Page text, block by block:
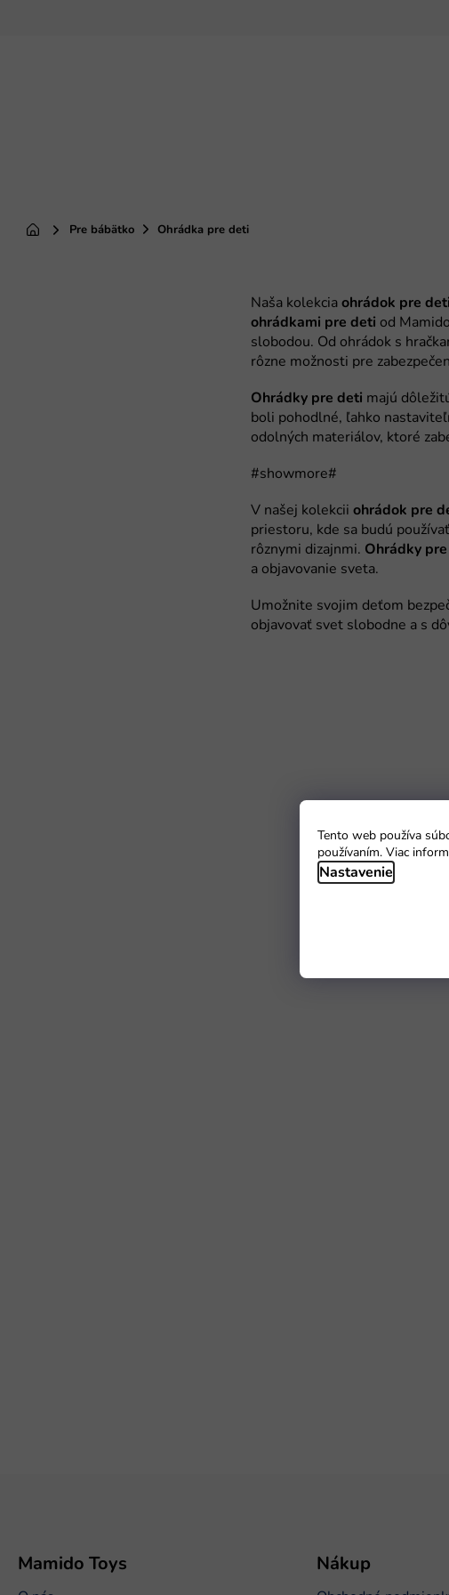
Tento web používa
používaním. Viac
Nastavenie
DomovPre bábätko Ohrádka pre deti
ohrádok pre deti
ohrádkami pre deti
Ohrádky pre deti
ohrádok pre
Ohrádky
Mamido Toys Nákup